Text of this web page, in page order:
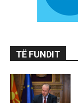
TË FUNDIT